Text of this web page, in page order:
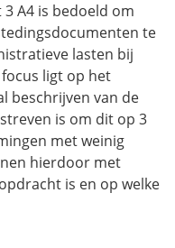
A4 is bedoeld om
te
lasten bij
ligt op het
beschrijven van de
is om dit op 3
met weinig
hierdoor met
is en op welke